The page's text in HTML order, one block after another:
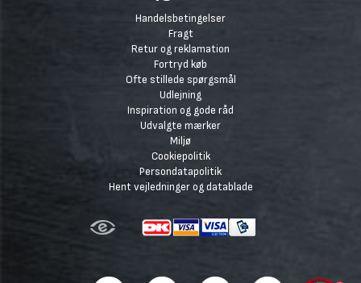
Handelsbetingelser
Fragt
Retur og reklamation
Fortryd køb
Ofte stillede spørgsmål
Udlejning
Inspiration og gode råd
Udvalgte mærker
Miljø
Cookiepolitik
Persondatapolitik
Hent vejledninger og datablade